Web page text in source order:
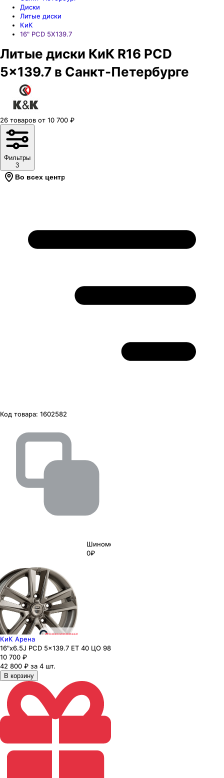
Диски
Литые диски
КиК
16" PCD 5X139.7
Литые диски КиК R16 PCD
5x139.7 в Санкт-Петербурге
26 товаров от 10 700 ₽
Фильтры
3
Во всех центрах
Код товара: 1602582
Шиномонтаж
0₽
КиК Арена
16"x6.5J PCD 5x139.7 ЕТ 40 ЦО 98
10 700 ₽
42 800 ₽ за 4 шт.
В корзину